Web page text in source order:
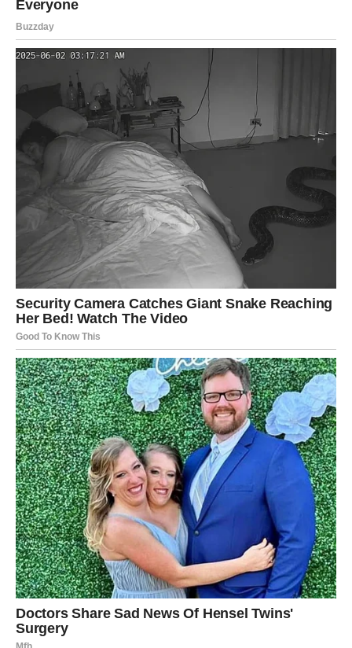
JARAC
Rezultati rada postaju vidljivi.
Konačno osjećate da se trud isplatio.
Poruka zvijezda
Nastavite putem kojim ste krenuli.
Nagrada je bliže nego što mislite
Pred vama su važni dani.
VODOLIJA
Pred vama je neočekivan preokret koji može promijeniti
planove za naredni period.
Poruka, susret ili prilika dolaze iz pravca kojem se niste
nadali.
Poruka zvijezda
Ne ignorišite znakove sudbine.
Veliko iznenađenje je veoma blizu
Pred vama su posebni trenuci.